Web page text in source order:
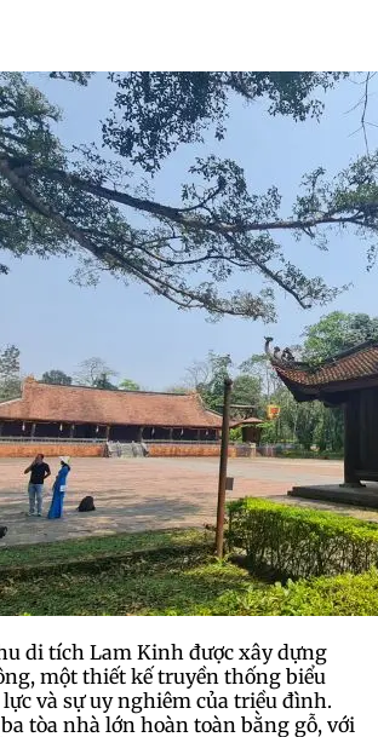
di tích Lam Kinh được xây dựng
một thiết kế truyền thống biểu
và sự uy nghiêm của triều đình.
tòa nhà lớn hoàn toàn bằng gỗ, với